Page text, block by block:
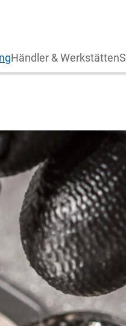
Händler & Werkstätten